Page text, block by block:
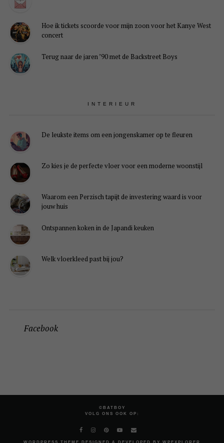
Hoe ik tickets scoorde voor mijn zoon voor het Kanye West
concert
Terug naar de jaren ’90 met de Backstreet Boys
INTERIEUR
De leukste items om een jongenskamer op te fleuren
Zo kies je de perfecte vloer voor een moderne woonstijl
Waarom een Perzisch tapijt de investering waard is voor
jouw huis
Ontspannen koken in de Japandi keuken
Welk vloerkleed past bij jou?
Facebook
©BATBOY
VOLG ONS OOK OP: